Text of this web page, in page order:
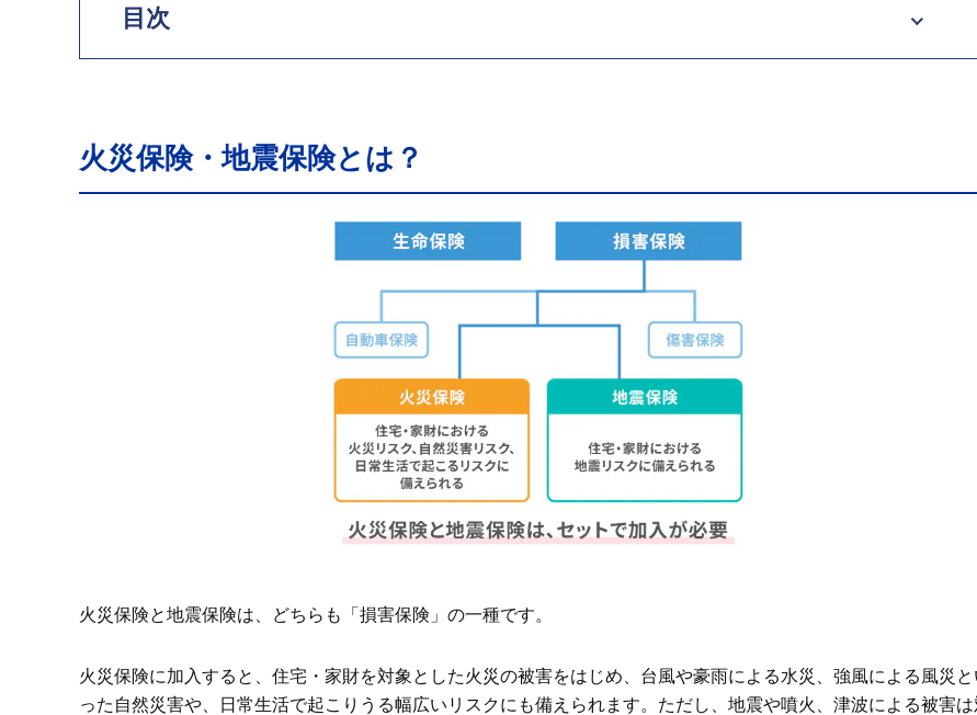
目次
火災保険の「地震火災費用」とは？
地震保険とセットで加入できる「チューリッヒのネット火災保険」
火災保険・地震保険とは？
火災保険と地震保険は、どちらも「損害保険」の一種です。
火災保険に加入すると、住宅・家財を対象とした火災の被害をはじめ、台風や豪雨による水災、強風による風災と
った自然災害や、日常生活で起こりうる幅広いリスクにも備えられます。ただし、地震や噴火、津波による被害は